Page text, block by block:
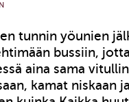
tunnin yöunien
bussiin,
aina sama
kamat niskaan